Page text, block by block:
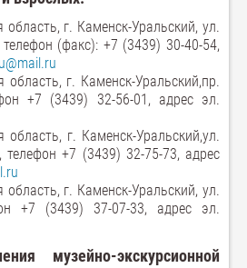
г. Каменск-Уральский, ул.
телефон (факс): +7 (3439) 30-40-54,
область, г. Каменск-Уральский,пр.
+7 (3439) 32-56-01, адрес эл.
область, г. Каменск-Уральский,ул.
, телефон +7 (3439) 32-75-73, адрес
область, г. Каменск-Уральский, ул.
+7 (3439) 37-07-33, адрес эл.
музейно-экскурсионной